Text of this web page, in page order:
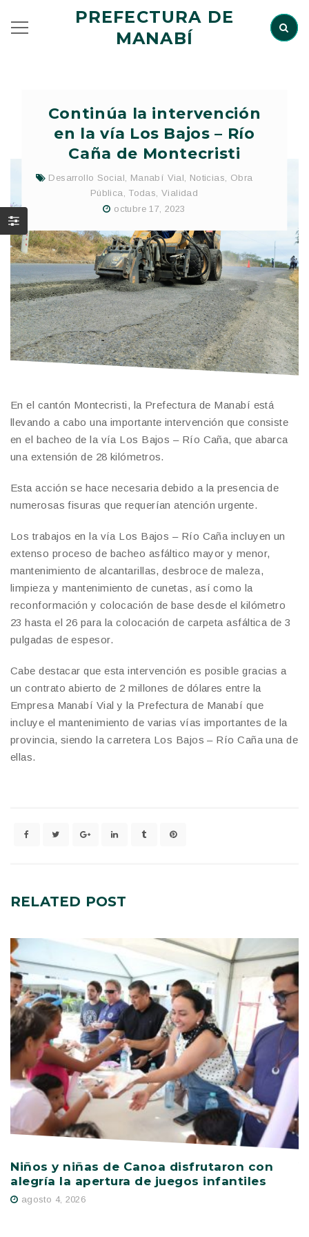
PREFECTURA DE
MANABÍ
Continúa la intervención
en la vía Los Bajos – Río
Caña de Montecristi
Desarrollo Social, Manabí Vial, Noticias, Obra
Pública, Todas,Vialidad
octubre 17, 2023
En el cantón Montecristi, la Prefectura de Manabí está
llevando a cabo una importante intervención que consiste
en el bacheo de la vía Los Bajos – Río Caña, que abarca
una extensión de 28 kilómetros.
Esta acción se hace necesaria debido a la presencia de
numerosas fisuras que requerían atención urgente.
Los trabajos en la vía Los Bajos – Río Caña incluyen un
extenso proceso de bacheo asfáltico mayor y menor,
mantenimiento de alcantarillas, desbroce de maleza,
limpieza y mantenimiento de cunetas, así como la
reconformación y colocación de base desde el kilómetro
23 hasta el 26 para la colocación de carpeta asfáltica de 3
pulgadas de espesor.
Cabe destacar que esta intervención es posible gracias a
un contrato abierto de 2 millones de dólares entre la
Empresa Manabí Vial y la Prefectura de Manabí que
incluye el mantenimiento de varias vías importantes de la
provincia, siendo la carretera Los Bajos – Río Caña una de
ellas.
RELATED POST
Niños y niñas de Canoa disfrutaron con
alegría la apertura de juegos infantiles
agosto 4, 2026